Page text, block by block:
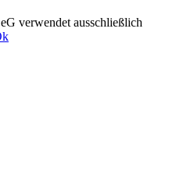
verwendet ausschließlich